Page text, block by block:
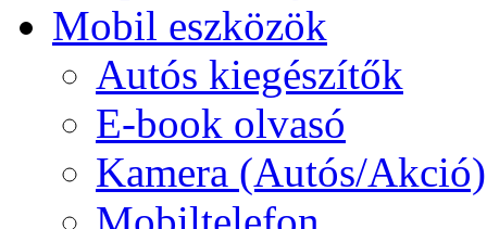
Mobil eszközök
Autós kiegészítők
E-book olvasó
Kamera (Autós/Akció)